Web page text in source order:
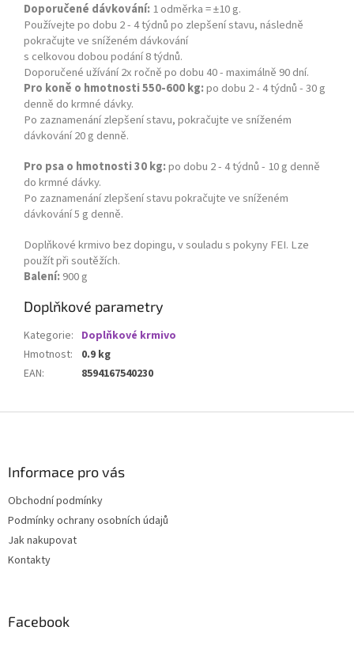
Doporučené dávkování: 1 odměrka = ±10 g.
Používejte po dobu 2 - 4 týdnů po zlepšení stavu, následně
pokračujte ve sníženém dávkování
s celkovou dobou podání 8 týdnů.
Doporučené užívání 2x ročně po dobu 40 - maximálně 90 dní.
Pro koně o hmotnosti 550-600 kg:po dobu 2 - 4 týdnů - 30 g
denně do krmné dávky.
Po zaznamenání zlepšení stavu, pokračujte ve sníženém
dávkování 20 g denně.
Pro psa o hmotnosti 30 kg:po dobu 2 - 4 týdnů - 10 g denně
do krmné dávky.
Po zaznamenání zlepšení stavu pokračujte ve sníženém
dávkování 5 g denně.
Doplňkové krmivo bez dopingu, v souladu s pokynyFEI. Lze
použít při soutěžích.
Balení:900 g
Doplňkové parametry
Kategorie: Doplňkové krmivo
Hmotnost:
0.9 kg
EAN: 8594167540230
Informace pro vás
Obchodní podmínky
Podmínky ochrany osobních údajů
Jak nakupovat
Kontakty
Facebook